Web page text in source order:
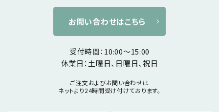
お問い合わせはこちら
受付時間：10:00～15:00
休業日：土曜日、日曜日、祝日
ご注文およびお問い合わせは
ネットより24時間受け付けております。